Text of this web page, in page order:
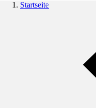
Startseite